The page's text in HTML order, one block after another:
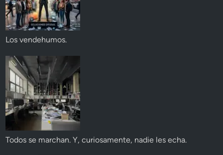
Los vendehumos.
Todos se marchan. Y, curiosamente, nadie les echa.